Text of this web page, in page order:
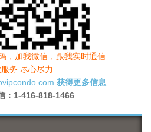
，加我微信，跟我实时通信
务 尽心尽力
获得更多信息
： 1-416-818-1466